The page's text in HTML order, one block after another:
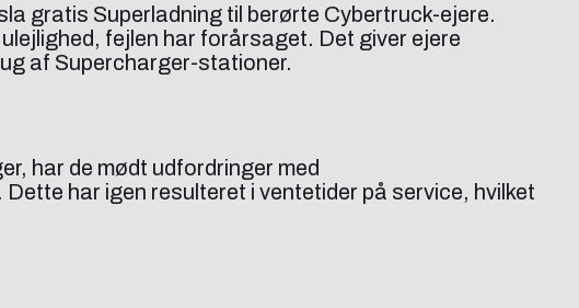
gratis Superladning til berørte Cybertruck-ejere.
fejlen har forårsaget. Det giver ejere
af Supercharger-stationer.
har de mødt udfordringer med
har igen resulteret i ventetider på service, hvilket